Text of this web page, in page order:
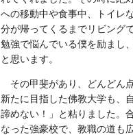
への移動中や食事中、トイレ
分が帰ってくるまでリビング
勉強で悩んでいる僕を励まし
と思います。
その甲斐があり、どんどん
新たに目指した佛教大学も、
諦めない！」と粘りました。
なった強豪校で、教職の道も